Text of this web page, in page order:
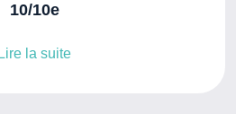
10/10e
Lire la suite